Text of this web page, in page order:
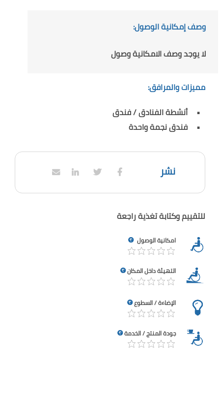
وصف إمكانية الوصول:
لا يوجد وصف الامكانية وصول
مميزات والمرافق:
أنشطة الفنادق / فندق
فندق نجمة واحدة
نشر
للتقييم وكتابة تغذية راجعة
امكانية الوصول
التهيئة داخل المكان
الإضاءة / السطوع
جودة المنتج / الخدمة